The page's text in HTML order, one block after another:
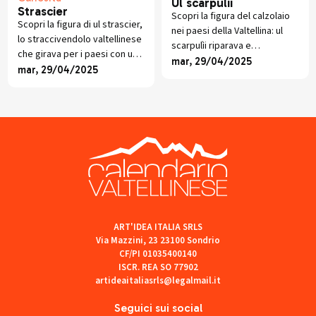
Strascier
Scopri la figura di ul strascier,
lo straccivendolo valtellinese
che girava per i paesi con un
carretto, raccogliendo stracci
mar, 29/04/2025
Ul scarpulii
Scopri la figura del calzolaio
nei paesi della Valtellina: ul
scarpulìi riparava e
confezionava scarpe a mano,
mar, 29/04/2025
Seguici sui social
ART'IDEA ITALIA SRLS
Via Mazzini, 23 23100 Sondrio
CF/PI 01035400140
ISCR. REA SO 77902
artideaitaliasrls@legalmail.it